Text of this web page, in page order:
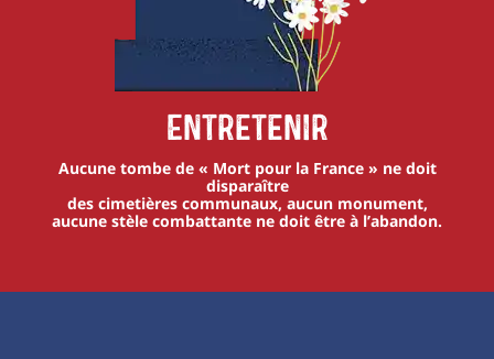
Entretenir
Aucune tombe de « Mort pour la France » ne doit
disparaître
des cimetières communaux, aucun monument,
aucune stèle combattante ne doit être à l’abandon.